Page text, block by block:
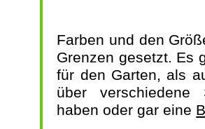
Farben und den
Grenzen gesetzt. Es
für den Garten, als
über verschiedene
haben oder gar eine